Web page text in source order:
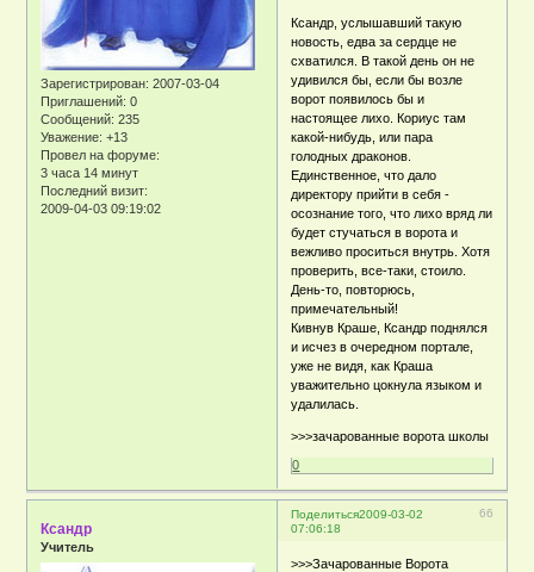
Зарегистрирован: 2007-03-04
Приглашений: 0
Сообщений: 235
Уважение: +13
Провел на форуме:
3 часа 14 минут
Последний визит:
2009-04-03 09:19:02
Ксандр, услышавший такую
новость, едва за сердце не
схватился. В такой день он не
удивился бы, если бы возле
ворот появилось бы и
настоящее лихо. Кориус там
какой-нибудь, или пара
голодных драконов.
Единственное, что дало
директору прийти в себя -
осознание того, что лихо вряд ли
будет стучаться в ворота и
вежливо проситься внутрь. Хотя
проверить, все-таки, стоило.
День-то, повторюсь,
примечательный!
Кивнув Краше, Ксандр поднялся
и исчез в очередном портале,
уже не видя, как Краша
уважительно цокнула языком и
удалилась.
>>>зачарованные ворота школы
0
Поделиться 66
2009-03-02
07:06:18
Ксандр
Учитель
>>>Зачарованные Ворота